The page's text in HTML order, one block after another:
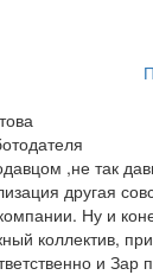
,не так
другая
Ну и
коллектив,
и Зар